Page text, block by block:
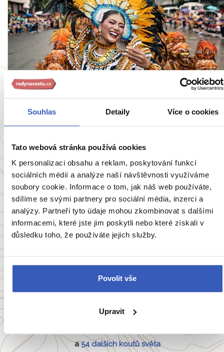
Souhlas Detaily Více o cookies
Tato webová stránka používá cookies
K personalizaci obsahu a reklam, poskytování funkcí
sociálních médií a analýze naší návštěvnosti využíváme
soubory cookie. Informace o tom, jak náš web používáte,
sdílíme se svými partnery pro sociální média, inzerci a
analýzy. Partneři tyto údaje mohou zkombinovat s dalšími
informacemi, které jste jim poskytli nebo které získali v
důsledku toho, že používáte jejich služby.
Povolit vše
Upravit
Inspirace
10 důvodů, proč navštívit Filipíny: Realizujte
vysněné plány, oslavujte, poznávejte a
9044 přečtení
Zobrazit všechny články o Filipínám
Oblíbené cíle
Anglie Belgie Francie Irsko
a54 dalších koutů světa